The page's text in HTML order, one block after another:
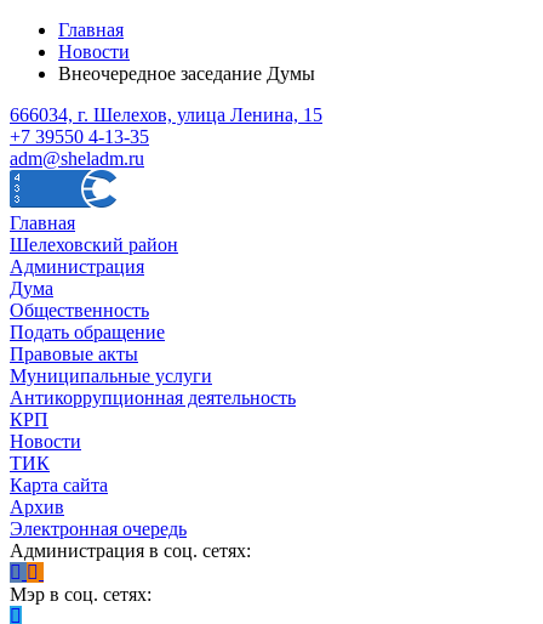
Главная
Новости
Внеочередное заседание Думы
666034, г. Шелехов, улица Ленина, 15
+7 39550 4-13-35
adm@sheladm.ru
Главная
Шелеховский район
Администрация
Дума
Общественность
Подать обращение
Правовые акты
Муниципальные услуги
Антикоррупционная деятельность
КРП
Новости
ТИК
Карта сайта
Архив
Электронная очередь
Администрация в соц. сетях:
Мэр в соц. сетях: